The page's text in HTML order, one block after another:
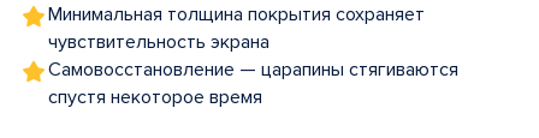
Минимальная толщина покрытия сохраняет
чувствительность экрана
Самовосстановление — царапины стягиваются
спустя некоторое время